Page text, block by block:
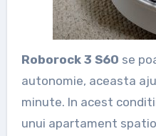
Roborock 3 S60 se
autonomie, aceasta
minute. In acest
unui apartament